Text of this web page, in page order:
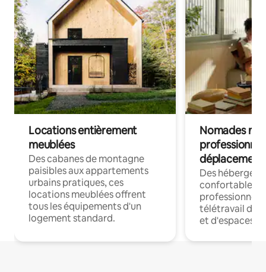
Locations entièrement
meublées
Des cabanes de montagne
paisibles aux appartements
urbains pratiques, ces
locations meublées offrent
tous les équipements d'un
logement standard.
Nomades
déplacement
Des
confortables
professionnels
télétravail
et d'espaces